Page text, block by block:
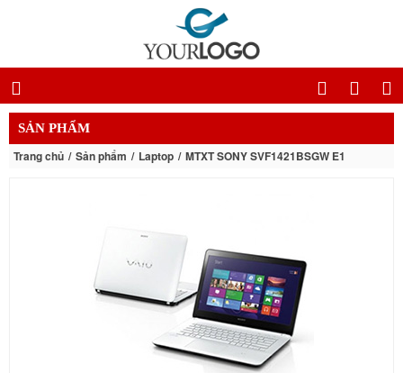
SẢN PHẨM
Trang chủ Sản phẩm Laptop MTXT SONY SVF1421BSGW E1